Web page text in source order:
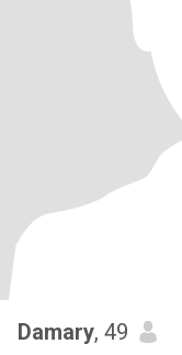
Damary, 49